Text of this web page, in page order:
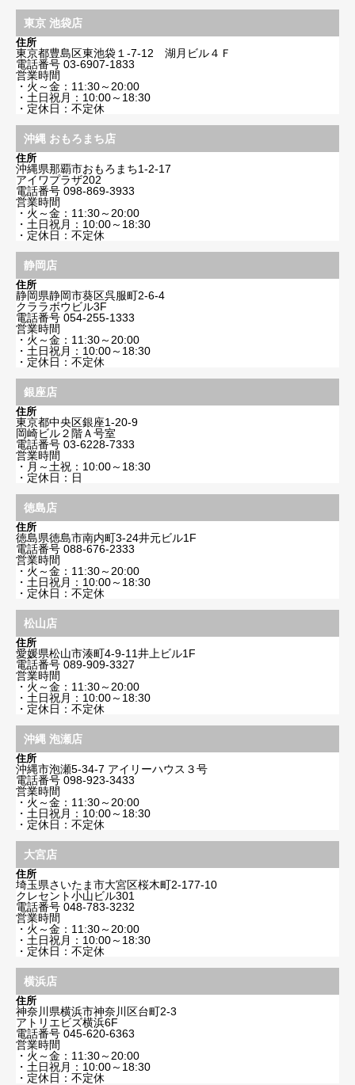
東京 池袋店
住所
東京都豊島区東池袋１-7-12 湖月ビル４Ｆ
電話番号 03-6907-1833
営業時間
・火～金：11:30～20:00
・土日祝月：10:00～18:30
・定休日：不定休
沖縄 おもろまち店
住所
沖縄県那覇市おもろまち1-2-17
アイワプラザ202
電話番号 098-869-3933
営業時間
・火～金：11:30～20:00
・土日祝月：10:00～18:30
・定休日：不定休
静岡店
住所
静岡県静岡市葵区呉服町2-6-4
クララボウビル3F
電話番号 054-255-1333
営業時間
・火～金：11:30～20:00
・土日祝月：10:00～18:30
・定休日：不定休
銀座店
住所
東京都中央区銀座1-20-9
岡崎ビル２階Ａ号室
電話番号 03-6228-7333
営業時間
・月～土祝：10:00～18:30
・定休日：日
徳島店
住所
徳島県徳島市南内町3-24井元ビル1F
電話番号 088-676-2333
営業時間
・火～金：11:30～20:00
・土日祝月：10:00～18:30
・定休日：不定休
松山店
住所
愛媛県松山市湊町4-9-11井上ビル1F
電話番号 089-909-3327
営業時間
・火～金：11:30～20:00
・土日祝月：10:00～18:30
・定休日：不定休
沖縄 泡瀬店
住所
沖縄市泡瀬5-34-7 アイリーハウス３号
電話番号 098-923-3433
営業時間
・火～金：11:30～20:00
・土日祝月：10:00～18:30
・定休日：不定休
大宮店
住所
埼玉県さいたま市大宮区桜木町2-177-10
クレセント小山ビル301
電話番号 048-783-3232
営業時間
・火～金：11:30～20:00
・土日祝月：10:00～18:30
・定休日：不定休
横浜店
住所
神奈川県横浜市神奈川区台町2-3
アトリエビズ横浜6F
電話番号 045-620-6363
営業時間
・火～金：11:30～20:00
・土日祝月：10:00～18:30
・定休日：不定休